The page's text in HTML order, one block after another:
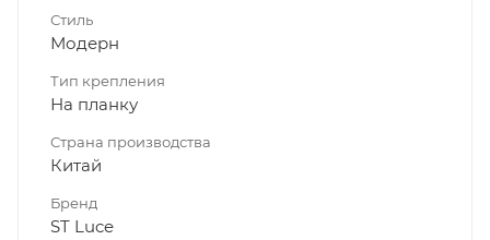
Стиль
Модерн
Тип крепления
На планку
Страна производства
Китай
Бренд
ST Luce